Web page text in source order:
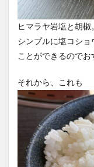
ヒマラヤ岩塩と胡椒
シンプルに塩コシ
ことができるのでお
それから、これも